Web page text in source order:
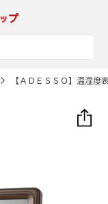
【ＡＤＥＳＳＯ】温湿